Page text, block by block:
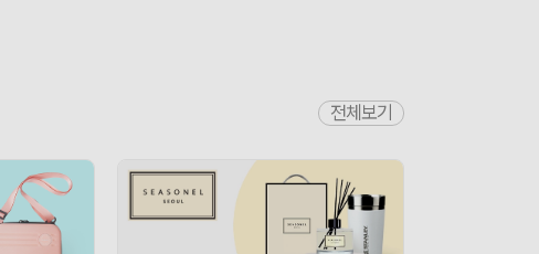
전체보기